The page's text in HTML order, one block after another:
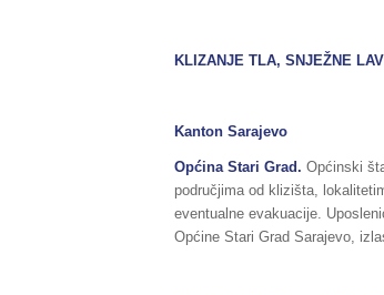
KLIZANJE TLA, SNJEŽNE
Kanton Sarajevo
Općina Stari Grad. Općinski
područjima od klizišta,
eventualne evakuacije.
Općine Stari Grad Sarajevo,